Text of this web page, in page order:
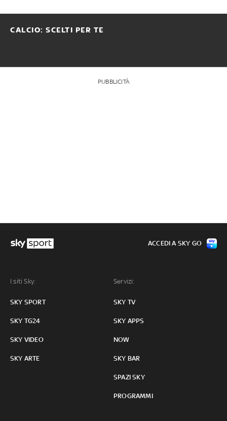
CALCIO: SCELTI PER TE
PUBBLICITÀ
I siti Sky:
SKY SPORT
SKY TG24
SKY VIDEO
SKY ARTE
Servizi:
SKY TV
SKY APPS
NOW
SKY BAR
SPAZI SKY
PROGRAMMI
ACCEDI A SKY GO